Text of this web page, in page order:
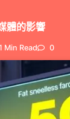
體的影響
Min Read 0
絡...